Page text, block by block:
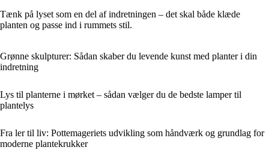
Tænk på lyset som en del af indretningen – det skal både klæde
planten og passe ind i rummets stil.
Grønne skulpturer: Sådan skaber du levende kunst med planter i din
indretning
Lys til planterne i mørket – sådan vælger du de bedste lamper til
plantelys
Fra ler til liv: Pottemageriets udvikling som håndværk og grundlag for
moderne plantekrukker